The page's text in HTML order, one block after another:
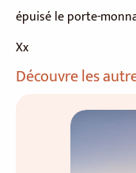
épuisé le porte-
Xx
Découvre les